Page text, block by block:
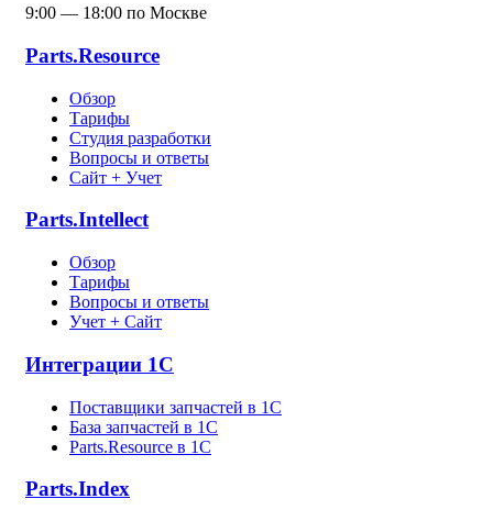
9:00 — 18:00 по Москве
Parts.Resource
Обзор
Тарифы
Студия разработки
Вопросы и ответы
Сайт + Учет
Parts.Intellect
Обзор
Тарифы
Вопросы и ответы
Учет + Сайт
Интеграции 1С
Поставщики запчастей в 1C
База запчастей в 1С
Parts.Resource в 1C
Parts.Index